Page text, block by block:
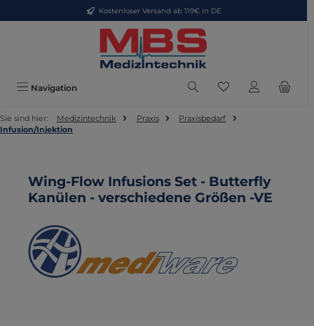
Zum Hauptinhalt springenKostenloser Versand ab 119€ in DE
Navigation Du hast 0
Sie sind hier: Medizintechnik Praxis
Praxisbedarf
Infusion/Injektion
Wing-Flow Infusions Set - Butterfly
Kanülen - verschiedene Größen -VE